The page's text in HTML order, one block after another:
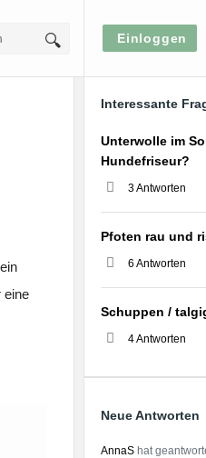
Einloggen
eine
Sidebar
Interessante
Unterwolle im
Hundefriseur?
3 Antworten
Pfoten rau und
6 Antworten
Schuppen /
4 Antworten
Neue Antworten
AnnaS hat